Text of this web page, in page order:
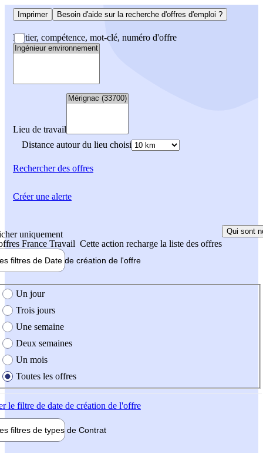
Imprimer Besoin d'aide sur la recherche d'offres d'emploi ?
Métier, compétence, mot-clé, numéro d'offre
Lieu de travail
Distance autour du lieu choisi
Rechercherdes offres
uniquement
France Travail Cette action recharge la liste des offres
Qui sont
filtres de Date de création de l'offre
création de l'offre
Un jour
Trois jours
Une semaine
Deux semaines
Un mois
Toutes les offres
le filtre de date de création de l'offre
filtres de types de Contrat
Créer une alerte